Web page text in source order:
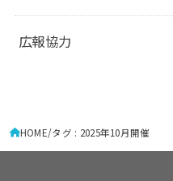
広報協力
HOME タグ : 2025年10月開催